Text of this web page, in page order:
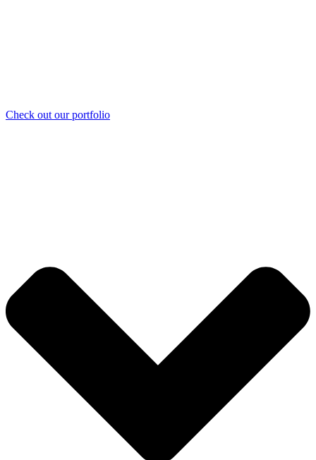
Check out our portfolio